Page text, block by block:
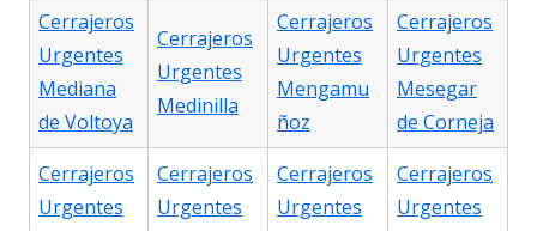
Cerrajeros
Urgentes
Mediana
de Voltoya
Cerrajeros
Urgentes
Medinilla
Cerrajeros
Urgentes
Mengamu
ñoz
Cerrajeros
Urgentes
Mesegar
de Corneja
Cerrajeros
Urgentes
Cerrajeros
Urgentes
Cerrajeros
Urgentes
Cerrajeros
Urgentes